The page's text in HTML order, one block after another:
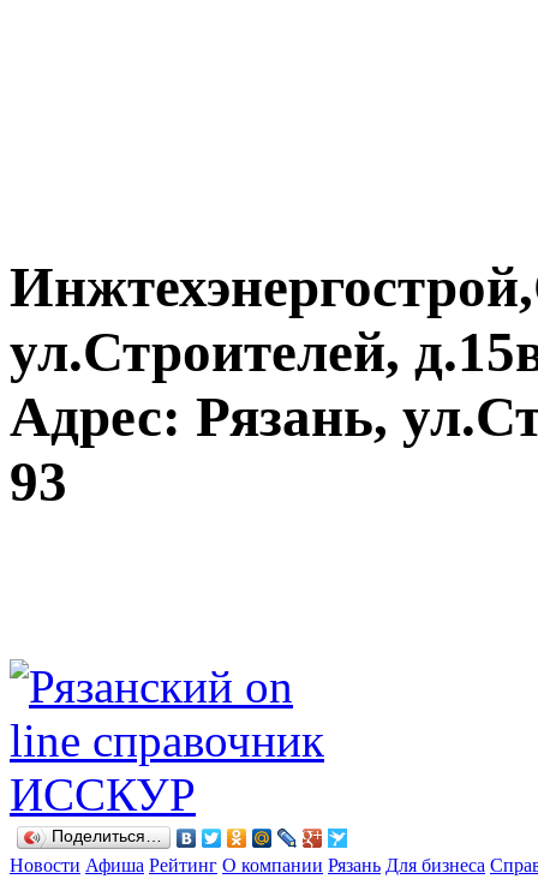
ул.Строителей,
Адрес: Рязань,
93
Поделиться…
Новости Афиша Рейтинг О компании Рязань Для бизнеса